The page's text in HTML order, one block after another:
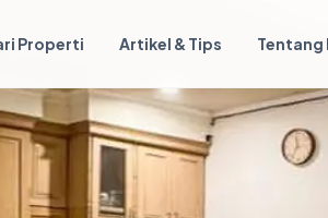
Properti Artikel & Tips Tentang